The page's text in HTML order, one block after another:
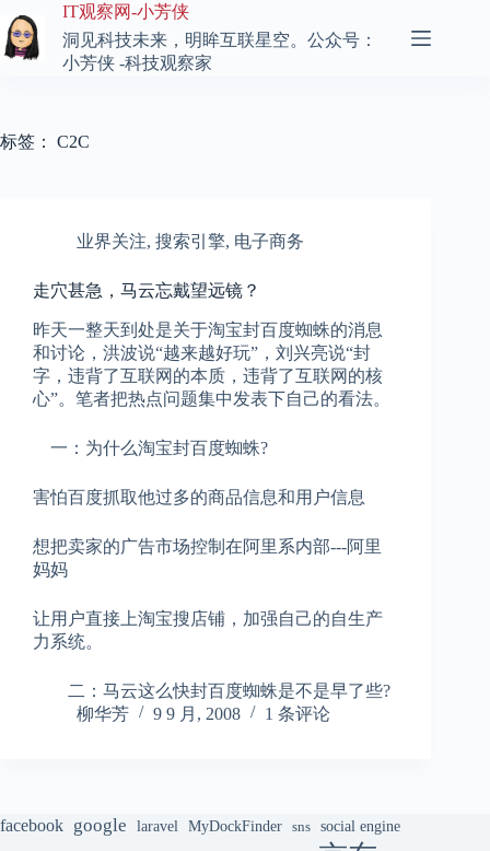
至
内
IT观察网-小芳侠
洞见科技未来，明眸互联星空。公众号：
小芳侠 -科技观察家
标签： C2C
业界关注, 搜索引擎, 电子商务
走穴甚急，马云忘戴望远镜？
昨天一整天到处是关于淘宝封百度蜘蛛的消息
和讨论，洪波说“越来越好玩”，刘兴亮说“封
字，违背了互联网的本质，违背了互联网的核
心”。笔者把热点问题集中发表下自己的看法。
一：为什么淘宝封百度蜘蛛?
害怕百度抓取他过多的商品信息和用户信息
想把卖家的广告市场控制在阿里系内部---阿里
妈妈
让用户直接上淘宝搜店铺，加强自己的自生产
力系统。
二：马云这么快封百度蜘蛛是不是早了些?
柳华芳
9 9 月, 2008 1 条评论
facebook google laravel MyDockFinder sns social engine